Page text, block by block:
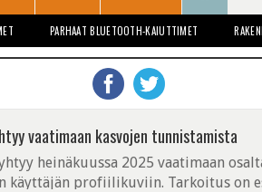
PARHAAT BLUETOOTH-KAIUTTIMET
vaatimaan kasvojen tunnistamista
heinäkuussa 2025 vaatimaan
käyttäjän profiilikuviin. Tarkoitus on